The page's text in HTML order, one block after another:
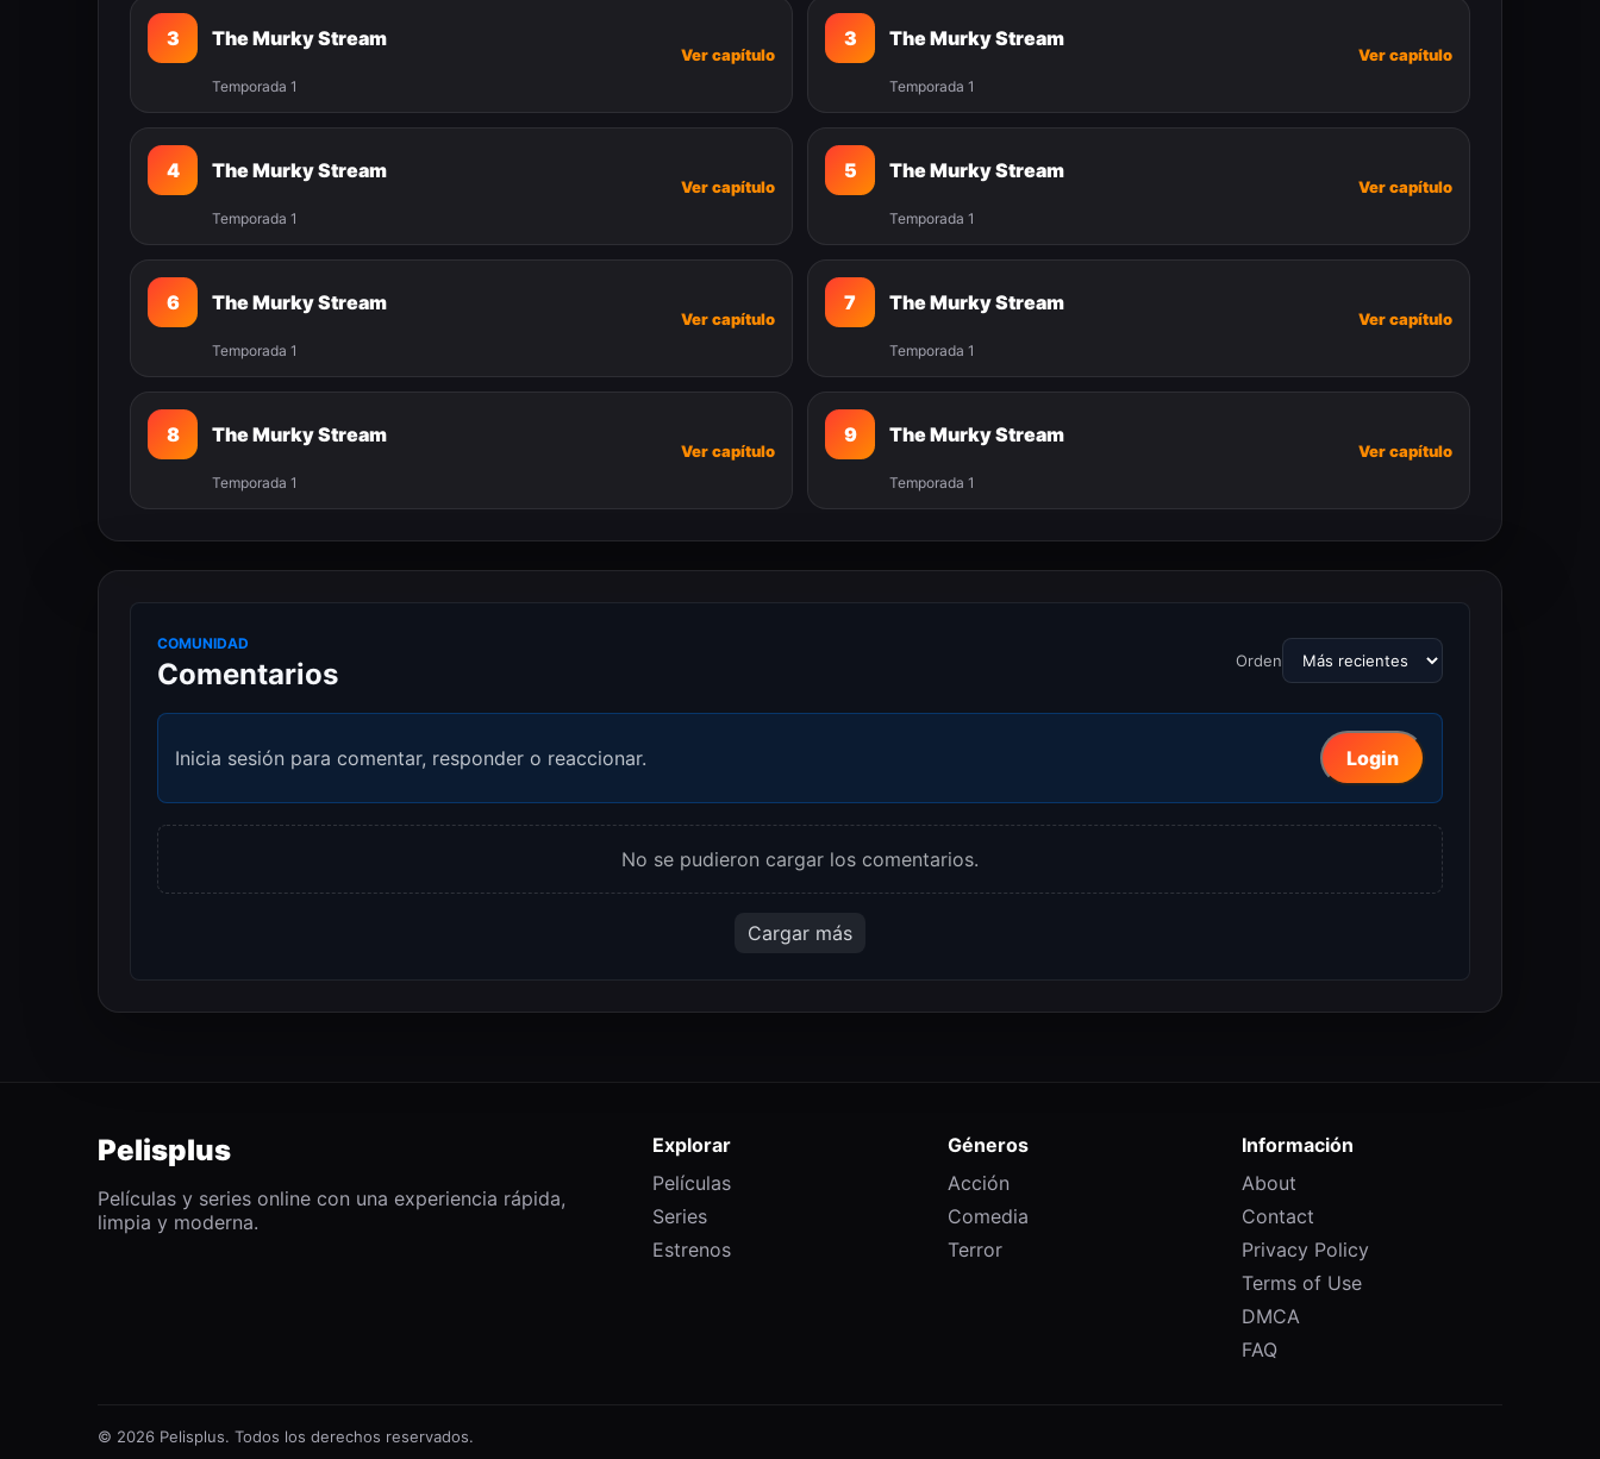
3 The Murky Stream
Temporada 1
Ver capítulo
3 The Murky Stream
Temporada 1
Ver capítulo
4 The Murky Stream
Temporada 1
Ver capítulo
5 The Murky Stream
Temporada 1
Ver capítulo
6 The Murky Stream
Temporada 1
Ver capítulo
7 The Murky Stream
Temporada 1
Ver capítulo
8 The Murky Stream
Temporada 1
Ver capítulo
9 The Murky Stream
Temporada 1
Ver capítulo
COMUNIDAD
Comentarios Orden
Inicia sesión para comentar, responder o reaccionar. Login
No se pudieron cargar los comentarios.
Cargar más
Pelisplus
Películas y series online con una experiencia rápida,
limpia y moderna.
Explorar
Películas
Series
Estrenos
Géneros
Acción
Comedia
Terror
Información
About
Contact
Privacy Policy
Terms of Use
DMCA
FAQ
© 2026 Pelisplus. Todos los derechos reservados.